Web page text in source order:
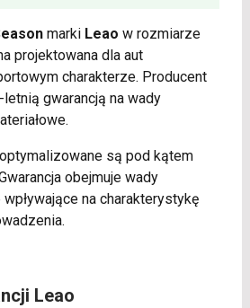
marki Leao w rozmiarze
projektowana dla aut
charakterze. Producent
letnią gwarancją na wady
są pod kątem
obejmuje wady
na charakterystykę
Leao